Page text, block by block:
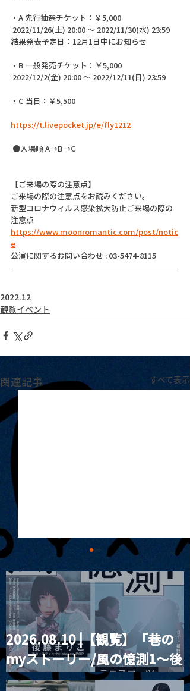
・A 先行抽選チケット：￥5,000
2022/11/26(土) 20:00 ～ 2022/11/30(水) 23:59
結果発表予定日：12月1日中にお知らせ
・B 一般発売チケット：￥5,000
2022/12/2(金) 20:00 ～ 2022/12/11(日) 23:59
・C 当日：￥5,500
https://t.livepocket.jp/e/fly1212
●入場順 A→B→C
【ご来場の際の注意点】
ご来場の際の注意点をお読みください。
新型コロナウィルス感染拡大防止ご来場の際の
注意点
https://www.moonromantic.com/post/notic
e
公演に関するお問い合わせ : 03-5474-8115
2022.12
観覧イベント
関連記事 すべて表示
MoonRomantic
Channel1周年記念Live
2026.08.10 |【観覧】「巷の
myストーリー/風の憶測1～後
藤まりこアコースティック